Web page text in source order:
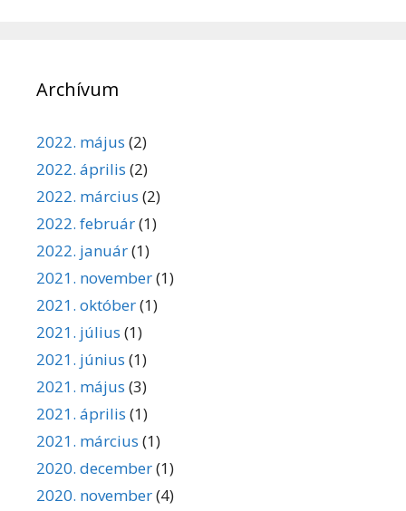
Archívum
2022. május (2)
2022. április (2)
2022. március (2)
2022. február(1)
2022. január(1)
2021. november(1)
2021. október(1)
2021. július (1)
2021. június (1)
2021. május (3)
2021. április (1)
2021. március (1)
2020. december(1)
2020. november(4)